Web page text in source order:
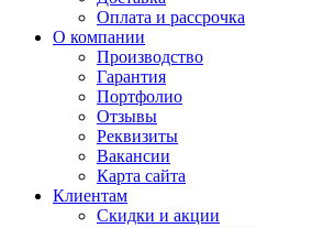
Оплата и рассрочка
О компании
Производство
Гарантия
Портфолио
Отзывы
Реквизиты
Вакансии
Карта сайта
Клиентам
Скидки и акции